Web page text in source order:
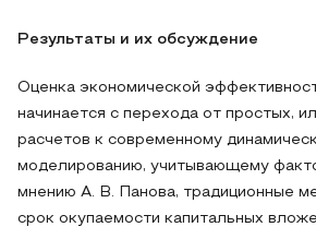
Результаты и их обсуждение
Оценка экономической
начинается с перехода от простых,
расчетов к современному
моделированию, учитывающему
мнению А. В. Панова, традиционные
срок окупаемости капитальных